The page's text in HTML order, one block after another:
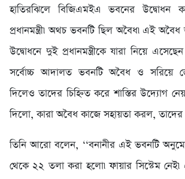
হাতিরঝিলে বিজিএমইএ ভবনের উদ্বোধন
প্রধানমন্ত্রী৷ অথচ ভবনটি ছিল অবৈধ৷ এই
উদ্বোধনে দুই প্রধানমন্ত্রীকে যারা নিয়ে
সর্বোচ্চ আদালত ভবনটি অবৈধ ও সরিয়ে
দিলেও তাদের চিহ্নিত করে শাস্তির উদ্যোগ
দিলো, কারা অবৈধ কাজে সহায়তা করল, তাদের
তিনি আরো বলেন, ‘‘বনানীর এই ভবনটি
থেকে ২২ তলা করা হলো৷ ফায়ার সিস্টেম